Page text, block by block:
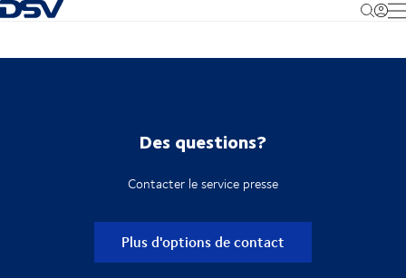
Retour à la page d'accueil
Des questions?
Contacter le service presse
Plus d'options de contact